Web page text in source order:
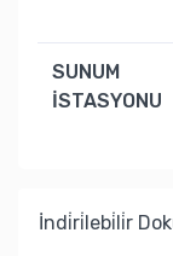
SUNUM
İSTASYONU
İndi̇ri̇lebi̇li̇r